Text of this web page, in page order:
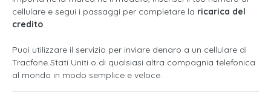
cellulare e segui i passaggi per completare la ricarica del
credito.
Puoi utilizzare il servizio per inviare denaro a un cellulare di
Tracfone Stati Uniti o di qualsiasi altra compagnia telefonica
al mondo in modo semplice e veloce.